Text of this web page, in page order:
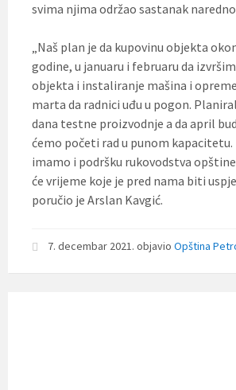
svima njima održao sastanak
„Naš plan je da kupovinu objekta
godine, u januaru i februaru da
objekta i instaliranje mašina i
marta da radnici uđu u pogon.
dana testne proizvodnje a da april
ćemo početi rad u punom kapacitetu.
imamo i podršku rukovodstva opštine
će vrijeme koje je pred nama biti
poručio je Arslan Kavgić.
7. decembar 2021. objavio Opština